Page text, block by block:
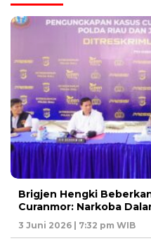
Brigjen Hengki
Curanmor: Narkoba
3 Juni 2026 | 7:32 pm WIB